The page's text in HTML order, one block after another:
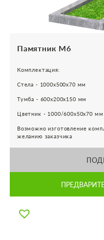
Памятник М6
Комплектация:
Стела - 1000х500х70 мм
Тумба - 600х200х150 мм
Цветник - 1000/600х50х70 мм
Возможно изготовление
желанию заказчика